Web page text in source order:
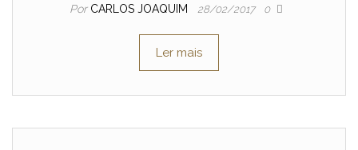
Por CARLOS JOAQUIM 28/02/2017 0
Ler mais